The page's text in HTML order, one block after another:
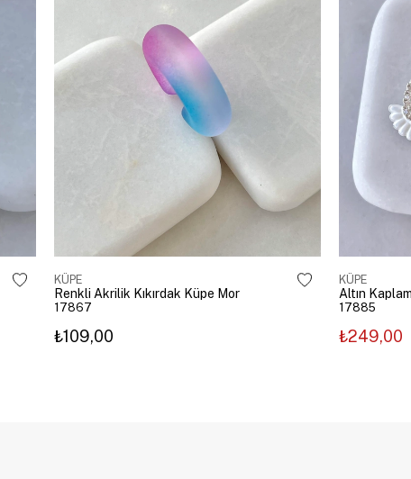
KÜPE
Renkli Akrilik Kıkırdak Küpe Mor
17867
₺109,00
KÜPE
17885
₺249,00